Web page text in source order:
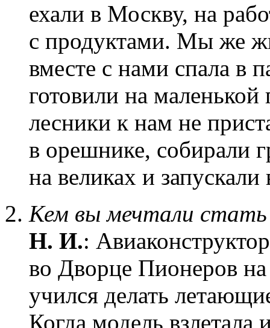
ехали в Москву, на
с продуктами. Мы же
вместе с нами спала в
готовили на маленькой
лесники к нам не
в орешнике, собирали
на великах и
Кем вы мечтали стать
Н. И.:
во Дворце Пионеров
учился делать
Когда модель